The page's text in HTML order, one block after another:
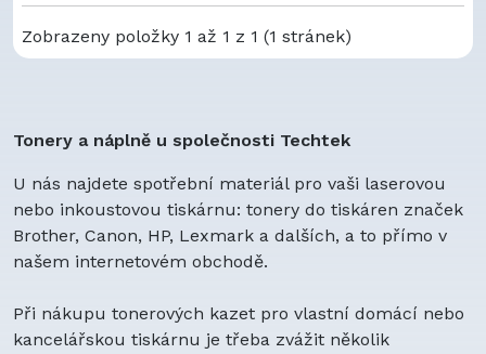
Zobrazeny položky 1 až 1 z 1 (1 stránek)
Tonery a náplně u společnosti Techtek
U nás najdete spotřební materiál pro vaši laserovou
nebo inkoustovou tiskárnu: tonery do tiskáren značek
Brother, Canon, HP, Lexmark a dalších, a to přímo v
našem internetovém obchodě.
Při nákupu tonerových kazet pro vlastní domácí nebo
kancelářskou tiskárnu je třeba zvážit několik